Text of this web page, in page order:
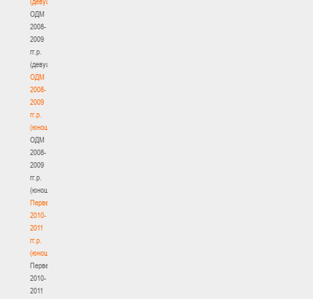
ОДМ
2008-
2009
гг.р.
(девушки)
ОДМ
2008-
2009
гг.р.
(юноши)
ОДМ
2008-
2009
гг.р.
(юноши)
Первенство
2010-
2011
гг.р.
(юноши)
Первенство
2010-
2011